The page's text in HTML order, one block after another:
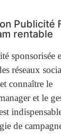
Publicité
rentable
sponsorisée
réseaux
connaître le
et le
de